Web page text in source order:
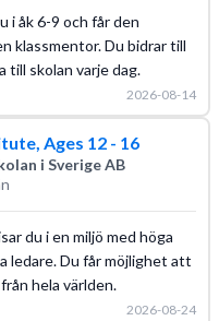
i åk 6-9 och får den
klassmentor. Du bidrar till
till skolan varje dag.
2026-08-14
Ages 12 - 16
i Sverige AB
du i en miljö med höga
ledare. Du får möjlighet att
hela världen.
2026-08-24